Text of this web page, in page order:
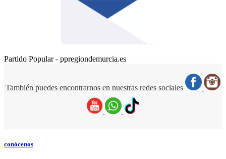
Partido Popular - ppregiondemurcia.es
También puedes encontrarnos en nuestras redes sociales
conócenos